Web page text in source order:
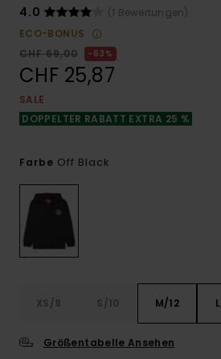
4.0
(1 Bewertungen)
ECO-BONUS
CHF 69,00
63%
CHF 25,87
SALE
DOPPELTER RABATT EXTRA 25 %
Farbe Off Black
XS/8 S/10 M/12
Größentabelle Ansehen